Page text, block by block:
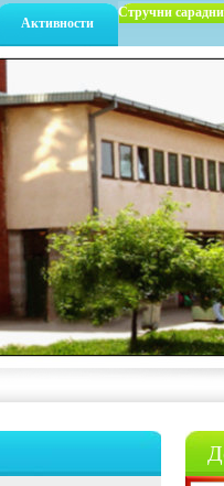
Активности
Стручни